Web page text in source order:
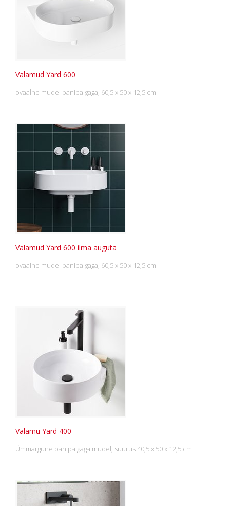
Valamud Yard 600
ovaalne mudel panipaigaga, 60,5 x 50 x 12,5 cm
Valamud Yard 600 ilma auguta
ovaalne mudel panipaigaga, 60,5 x 50 x 12,5 cm
Valamu Yard 400
Ümmargune panipaigaga mudel, suurus 40,5 x 50 x 12,5 cm